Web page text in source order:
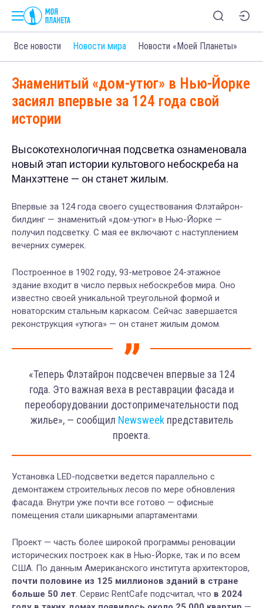
Все новости Новости мира Новости «Моей Планеты»
Знаменитый «дом-утюг» в Нью-Йорке
засиял впервые за 124 года свой
истории
Высокотехнологичная подсветка ознаменовала
новый этап истории культового небоскреба на
Манхэттене — он станет жилым.
Впервые за 124 года своего существования Флэтайрон-
билдинг — знаменитый «дом-утюг» в Нью-Йорке —
получил подсветку. С мая ее включают с наступлением
вечерних сумерек.
Построенное в 1902 году, 93-метровое 24-этажное
здание входит в число первых небоскребов мира. Оно
известно своей уникальной треугольной формой и
новаторским стальным каркасом. Сейчас завершается
реконструкция «утюга» — он станет жилым домом.
«Теперь Флэтайрон подсвечен впервые за 124
года. Это важная веха в реставрации фасада и
переоборудовании достопримечательности под
жилье», — сообщил Newsweekпредставитель
проекта.
Установка LED-подсветки ведется параллельно с
демонтажем строительных лесов по мере обновления
фасада. Внутри уже почти все готово — офисные
помещения стали шикарными апартаментами.
Проект — часть более широкой программы реновации
исторических построек как в Нью-Йорке, так и по всем
США. По данным Американского института архитекторов,
почти половине из 125 миллионов зданий в стране
больше 50 лет. Сервис RentCafe подсчитал, что в 2024